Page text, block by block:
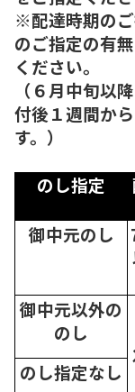
※配達時期の
のご指定の有
ください。
（６月中旬以
付後１週間か
す。）
のし指定
御中元のし
御中元以外の
のし
のし指定なし